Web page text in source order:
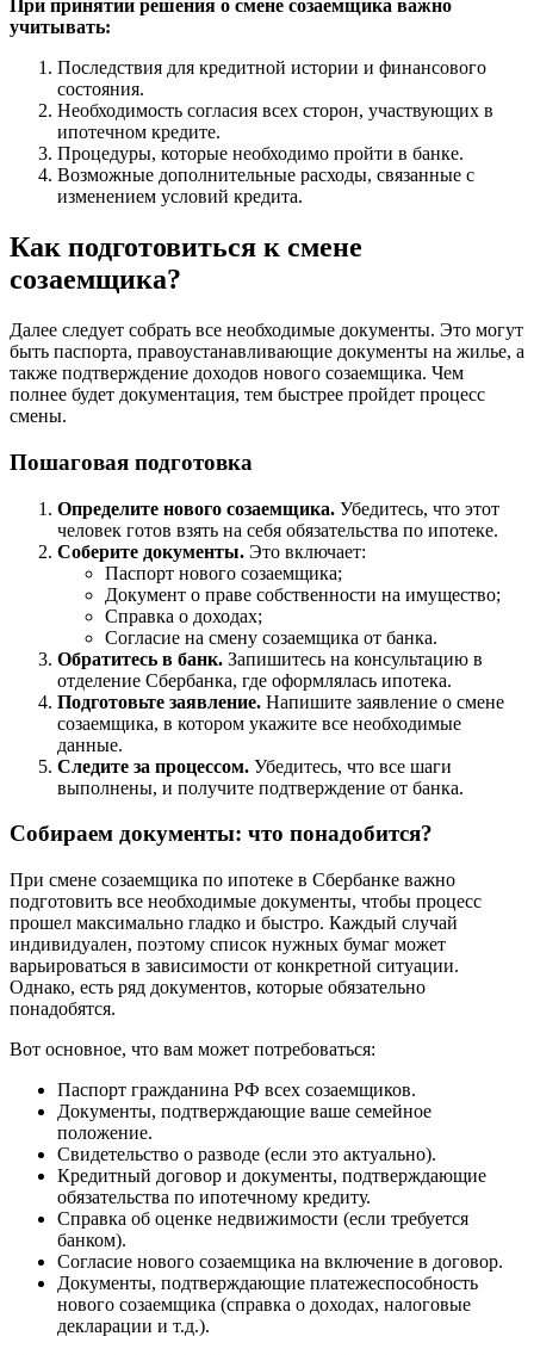
При принятии решения о смене созаемщика важно
учитывать:
Последствия для кредитной истории и финансового
состояния.
Необходимость согласия всех сторон, участвующих в
ипотечном кредите.
Процедуры, которые необходимо пройти в банке.
Возможные дополнительные расходы, связанные с
изменением условий кредита.
Как подготовиться к смене
созаемщика?
Далее следует собрать все необходимые документы. Это могут
быть паспорта, правоустанавливающие документы на жилье, а
также подтверждение доходов нового созаемщика. Чем
полнее будет документация, тем быстрее пройдет процесс
смены.
Пошаговая подготовка
Определите нового созаемщика. Убедитесь, что этот
человек готов взять на себя обязательства по ипотеке.
Соберите документы. Это включает:
Паспорт нового созаемщика;
Документ о праве собственности на имущество;
Справка о доходах;
Согласие на смену созаемщика от банка.
Обратитесь в банк. Запишитесь на консультацию в
отделение Сбербанка, где оформлялась ипотека.
Подготовьте заявление. Напишите заявление о смене
созаемщика, в котором укажите все необходимые
данные.
Следите за процессом. Убедитесь, что все шаги
выполнены, и получите подтверждение от банка.
Собираем документы: что понадобится?
При смене созаемщика по ипотеке в Сбербанке важно
подготовить все необходимые документы, чтобы процесс
прошел максимально гладко и быстро. Каждый случай
индивидуален, поэтому список нужных бумаг может
варьироваться в зависимости от конкретной ситуации.
Однако, есть ряд документов, которые обязательно
понадобятся.
Вот основное, что вам может потребоваться:
Паспорт гражданина РФ всех созаемщиков.
Документы, подтверждающие ваше семейное
положение.
Свидетельство о разводе (если это актуально).
Кредитный договор и документы, подтверждающие
обязательства по ипотечному кредиту.
Справка об оценке недвижимости (если требуется
банком).
Согласие нового созаемщика на включение в договор.
Документы, подтверждающие платежеспособность
нового созаемщика (справка о доходах, налоговые
декларации и т.д.).